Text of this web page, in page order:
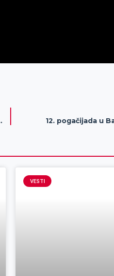
Obradović“
12. pogačijada u
VESTI